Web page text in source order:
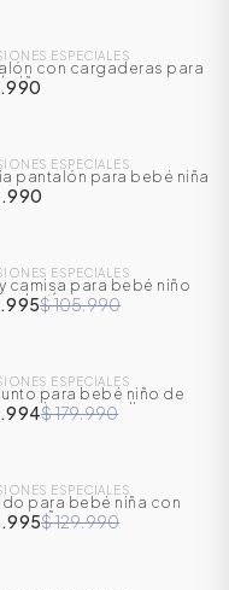
ESPECIALES
con cargaderas para
niño
ESPECIALES
pantalón para bebé niña
%
ESPECIALES
camisa para bebé niño
$ 105.990
%
ESPECIALES
para bebé niño de
camisa + overoll
$ 179.990
%
ESPECIALES
para bebé niña con
y moño$ 129.990